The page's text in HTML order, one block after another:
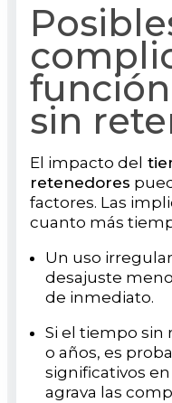
sin
El impacto del
retenedores
factores. Las
cuanto más
Un uso
desajuste
de inmediato.
Si el tiempo sin
o años, es
significativos
agrava las